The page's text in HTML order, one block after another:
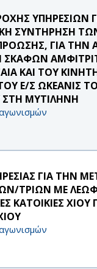
ΥΠΗΡΕΣΙΩΝ
ΣΥΝΤΗΡΗΣΗ
ΓΙΑ
ΣΚΑΦΩΝ
ΚΑΙ ΤΟΥ
Ε/Σ ΩΚΕΑΝΙΣ
ΣΤΗ ΜΥΤΙΛΗΝΗ
ΓΙΑ ΤΗΝ
ΤΡΙΩΝ ΜΕ
ΚΑΤΟΙΚΙΕΣ